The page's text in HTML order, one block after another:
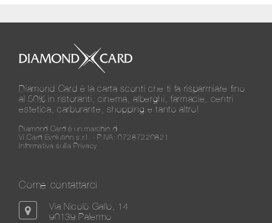
Diamond Card è la carta sconti che ti fa risparmiare fino
al 50% in ristoranti, cinema, alberghi, farmacie, centri
estetica, carburante, shopping e tanto altro!
Diamond Card è un marchio di
Vi.Card Evolution s.r.l. - P.IVA: 07287220821
Informativa sulla Privacy
Come contattarci
Via Nicolò Gallo, 14
90139 Palermo